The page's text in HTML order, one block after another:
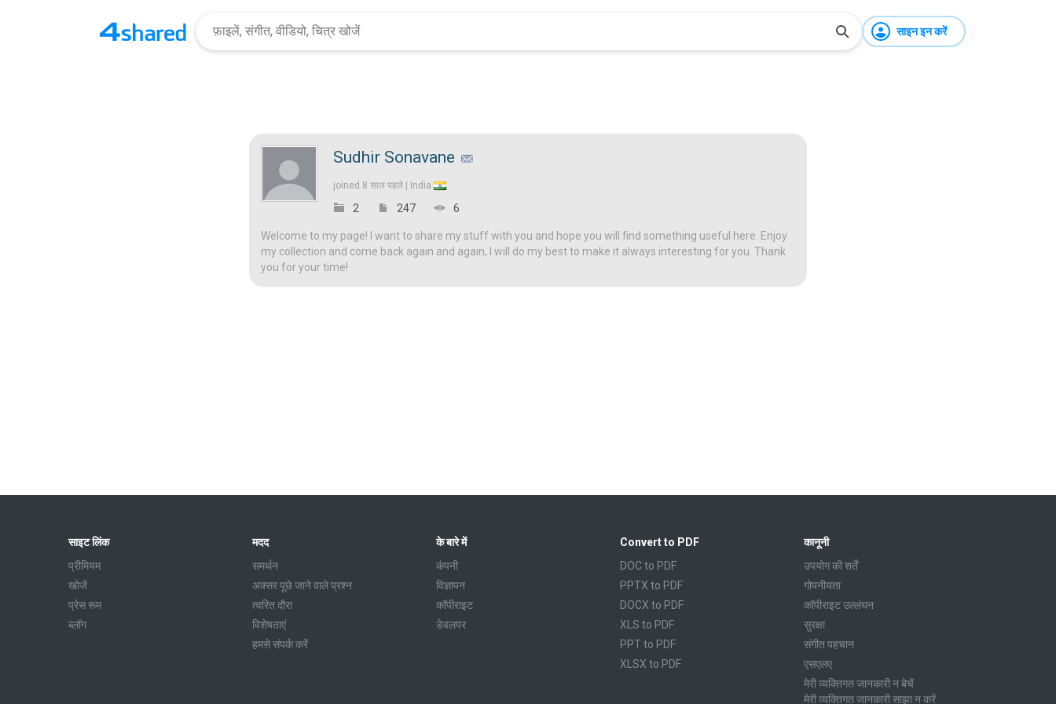
साइन इन करें
Sudhir Sonavane
joined 8 साल पहले | India
2 247 6
Welcome to my page! I want to share my stuff with you and hope you will find something useful here. Enjoy
my collection and come back again and again, I will do my best to make it always interesting for you. Thank
you for your time!
साइट लिंक
प्रीमियम
खोजें
प्रेस रूम
ब्लॉग
मदद
समर्थन
अक्सर पूछे जाने वाले प्रश्न
त्वरित दौरा
विशेषताएं
हमसे संपर्क करें
के बारे में
कंपनी
विज्ञापन
कॉपीराइट
डेवलपर
Convert to PDF
DOC to PDF
PPTX to PDF
DOCX to PDF
XLS to PDF
PPT to PDF
XLSX to PDF
कानूनी
उपयोग की शर्तें
गोपनीयता
कॉपीराइट उल्लंघन
सुरक्षा
संगीत पहचान
एसएलए
मेरी व्यक्तिगत जानकारी न बेचें
मेरी व्यक्तिगत जानकारी साझा न करें